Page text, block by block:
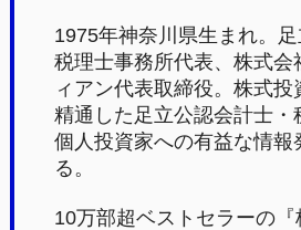
1975年神奈川県生まれ。足
税理士事務所代表、株式会
ィアン代表取締役。株式投
精通した足立公認会計士・
個人投資家への有益な情報
る。
10万部超ベストセラーの